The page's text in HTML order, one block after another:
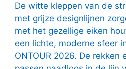
De witte kleppen van de
met grijze designlijnen
met het gezellige eiken
een lichte, moderne sfeer
ONTOUR 2026. De rekken